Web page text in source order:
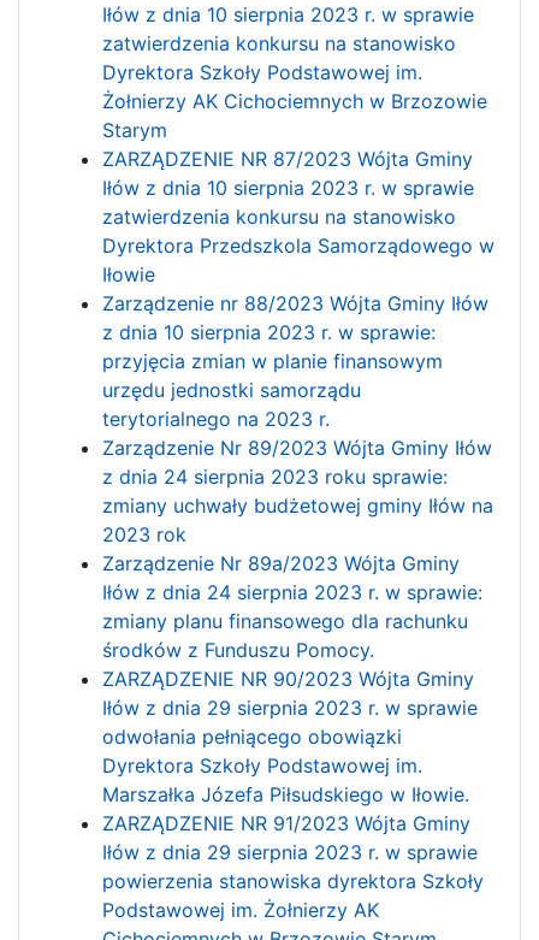
Iłów z dnia 10 sierpnia 2023 r. w sprawie
zatwierdzenia konkursu na stanowisko
Dyrektora Szkoły Podstawowej im.
Żołnierzy AK Cichociemnych w Brzozowie
Starym
ZARZĄDZENIE NR 87/2023 Wójta Gminy
Iłów z dnia 10 sierpnia 2023 r. w sprawie
zatwierdzenia konkursu na stanowisko
Dyrektora Przedszkola Samorządowego w
Iłowie
Zarządzenie nr 88/2023 Wójta Gminy Iłów
z dnia 10 sierpnia 2023 r. w sprawie:
przyjęcia zmian w planie finansowym
urzędu jednostki samorządu
terytorialnego na 2023 r.
Zarządzenie Nr 89/2023 Wójta Gminy Iłów
z dnia 24 sierpnia 2023 roku sprawie:
zmiany uchwały budżetowej gminy Iłów na
2023 rok
Zarządzenie Nr 89a/2023 Wójta Gminy
Iłów z dnia 24 sierpnia 2023 r. w sprawie:
zmiany planu finansowego dla rachunku
środków z Funduszu Pomocy.
ZARZĄDZENIE NR 90/2023 Wójta Gminy
Iłów z dnia 29 sierpnia 2023 r. w sprawie
odwołania pełniącego obowiązki
Dyrektora Szkoły Podstawowej im.
Marszałka Józefa Piłsudskiego w Iłowie.
ZARZĄDZENIE NR 91/2023 Wójta Gminy
Iłów z dnia 29 sierpnia 2023 r. w sprawie
powierzenia stanowiska dyrektora Szkoły
Podstawowej im. Żołnierzy AK